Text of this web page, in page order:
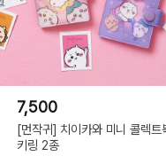
7,500
[먼작귀] 치이카와 미니 콜렉트
키링 2종